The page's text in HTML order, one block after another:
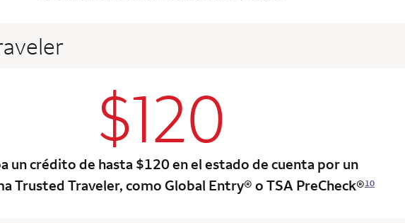
column 2 Onkey+ card
$120
un crédito de hasta $120 en el estado de cuenta por un
Trusted Traveler, como Global Entry® o TSA PreCheck®10